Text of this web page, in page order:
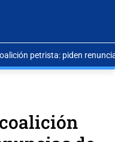
petrista: piden